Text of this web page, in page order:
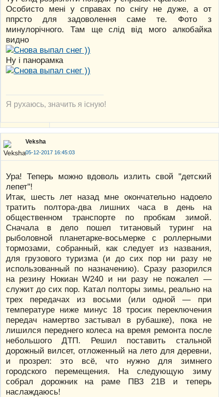
Особисто мені у справах по снігу не дуже, а от
ппрсто для задоволення саме те. Фото з
минулорічного. Там ще слід від мого алкобайка
видно
Ну і панорамка
Я рухаюсь, значить я існую!
Veksha
05-12-2017 16:45:03
Ура! Теперь можно вдоволь излить свой "детский
лепет"!
Итак, шесть лет назад мне окончательно надоело
тратить полтора-два лишних часа в день на
общественном транспорте по пробкам зимой.
Сначала в дело пошел титановый туринг на
рыболовной планетарке-восьмерке с роллерными
тормозами, собранный, как следует из названия,
для грузового туризма (и до сих пор ни разу не
использованный по назначению). Сразу разорился
на резину Нокиан W240 и ни разу не пожалел —
служит до сих пор. Катал полторы зимы, реально на
трех передачах из восьми (или одной — при
температуре ниже минус 18 тросик переключения
передач намертво застывал в рубашке), пока не
лишился переднего колеса на время ремонта после
небольшого ДТП. Решил поставить стальной
дорожный вилсет, отложенный на лето для деревни,
и прозрел: это всё, что нужно для зимнего
городского перемещения. На следующую зиму
собрал дорожник на раме ПВЗ 21В и теперь
наслаждаюсь!